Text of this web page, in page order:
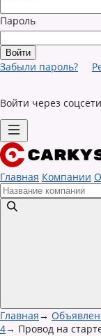
Пароль
Забыли пароль?
Войти через
Главная Компании
Главная→
4→ Провод на